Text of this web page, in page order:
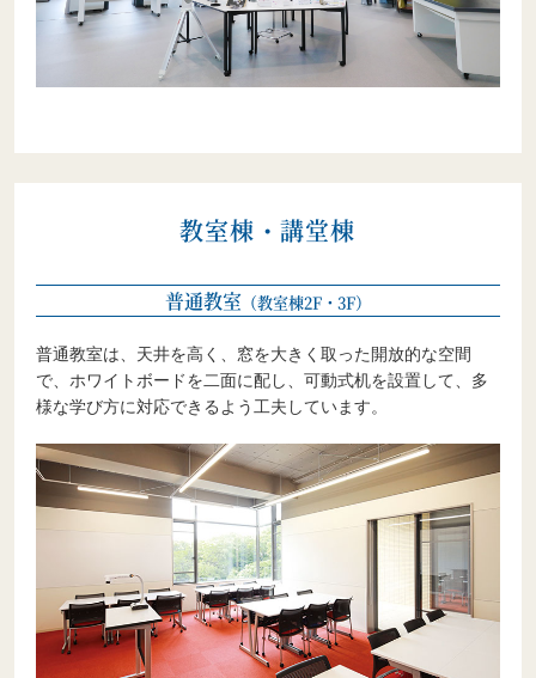
教室棟・講堂棟
普通教室（教室棟2F・3F）
普通教室は、天井を高く、窓を大きく取った開放的な空間
で、ホワイトボードを二面に配し、可動式机を設置して、多
様な学び方に対応できるよう工夫しています。